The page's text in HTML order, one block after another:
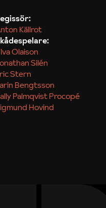
Källrot
Olaison
Silén
Stern
Bengtsson
Palmqvist Procopé
Hovind